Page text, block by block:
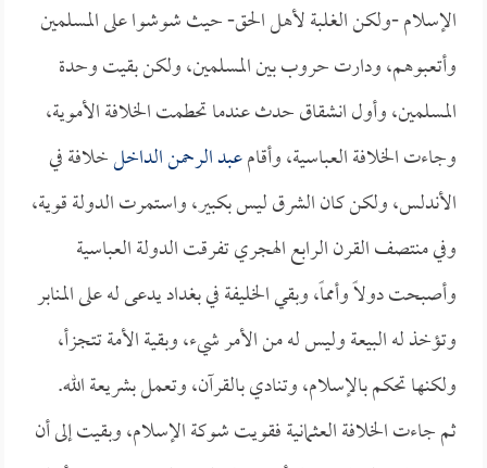
الإسلام -ولكن الغلبة لأهل الحق- حيث شوشوا على المسلمين
وأتعبوهم، ودارت حروب بين المسلمين، ولكن بقيت وحدة
المسلمين، وأول انشقاق حدث عندما تحطمت الخلافة الأموية،
وجاءت الخلافة العباسية، وأقامعبد الرحمن الداخلخلافة في
الأندلس، ولكن كان الشرق ليس بكبير، واستمرت الدولة قوية،
وفي منتصف القرن الرابع الهجري تفرقت الدولة العباسية
وأصبحت دولاً وأمماً، وبقي الخليفة في بغداد يدعى له على المنابر
وتؤخذ له البيعة وليس له من الأمر شيء، وبقية الأمة تتجزأ،
ولكنها تحكم بالإسلام، وتنادي بالقرآن، وتعمل بشريعة الله.
ثم جاءت الخلافة العثمانية فقويت شوكة الإسلام، وبقيت إلى أن